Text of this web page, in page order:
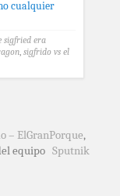
sigfried era
, sigfrido vs el
– ElGranPorque,
equipo Sputnik